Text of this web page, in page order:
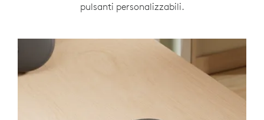
pulsanti personalizzabili.